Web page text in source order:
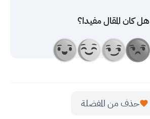
هل كان المقال مفيدا؟
حذف من المفضلة